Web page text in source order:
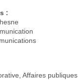
:
Affaires publiques